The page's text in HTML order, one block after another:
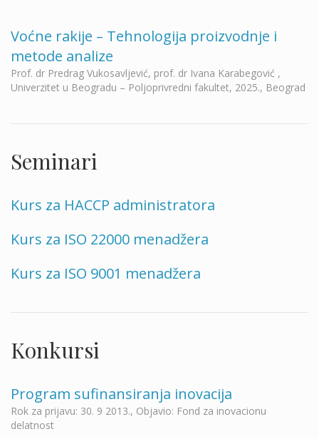
Voćne rakije – Tehnologija proizvodnje i
metode analize
Prof. dr Predrag Vukosavljević, prof. dr Ivana Karabegović ,
Univerzitet u Beogradu – Poljoprivredni fakultet, 2025., Beograd
Seminari
Kurs za HACCP administratora
Kurs za ISO 22000 menadžera
Kurs za ISO 9001 menadžera
Konkursi
Program sufinansiranja inovacija
Rok za prijavu: 30. 9 2013., Objavio: Fond za inovacionu
delatnost